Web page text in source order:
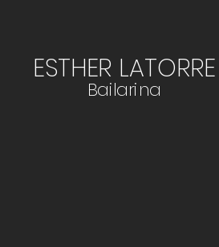
ESTHER LATORRE
Bailarina